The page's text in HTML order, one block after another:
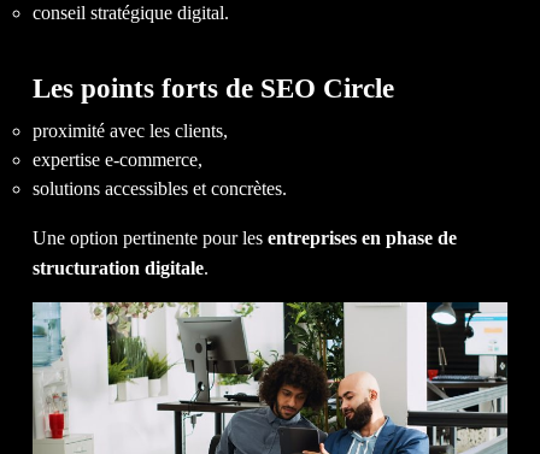
conseil stratégique digital.
Les points forts de SEO Circle
proximité avec les clients,
expertise e-commerce,
solutions accessibles et concrètes.
Une option pertinente pour les entreprises en phase de
structuration digitale.